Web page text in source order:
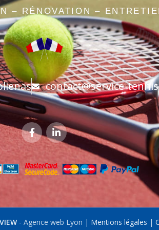
– RÉNOVATION –
contact@service-
- Agence web Lyon | Mentions légales |